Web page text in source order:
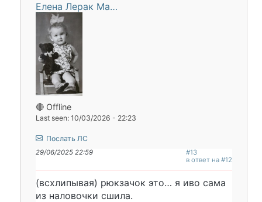
Елена Лерак Ма…
🔴 Offline
Last seen: 10/03/2026 - 22:23
Послать ЛС
29/06/2025 22:59
#13
в ответ на #12
(всхлипывая) рюкзачок это… я иво сама
из наловочки сшила.